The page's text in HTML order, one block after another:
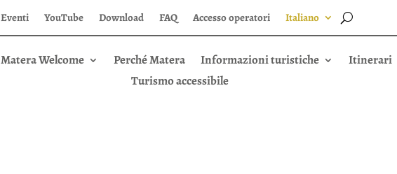
Eventi YouTube Download FAQ Accesso operatori Italiano
Matera Welcome Perché Matera Informazioni turistiche
Itinerari
Turismo accessibile